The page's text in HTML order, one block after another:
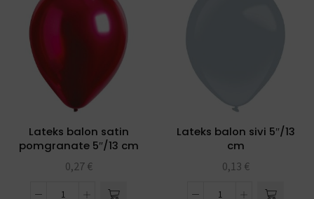
Lateks balon satin
pomgranate 5″/13 cm
0,27 €
Lateks balon sivi 5″/13
cm
0,13 €